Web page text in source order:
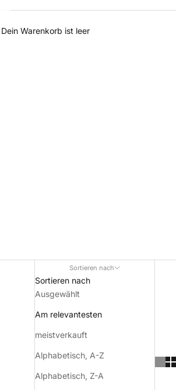
Dein Warenkorb ist leer
Altholz Sideboard
Sortieren nach
Sortieren nach
Ausgewählt
Am relevantesten
meistverkauft
Alphabetisch, A-Z
Alphabetisch, Z-A